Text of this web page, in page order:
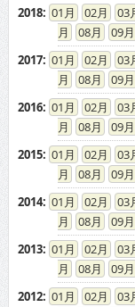
2018: 01 02 03
08
09
2017: 01 02 03
08
09
2016: 01 02 03
08
09
2015: 01 02 03
08
09
2014: 01 02 03
08
09
2013: 01 02 03
08
09
2012: 01 02 03